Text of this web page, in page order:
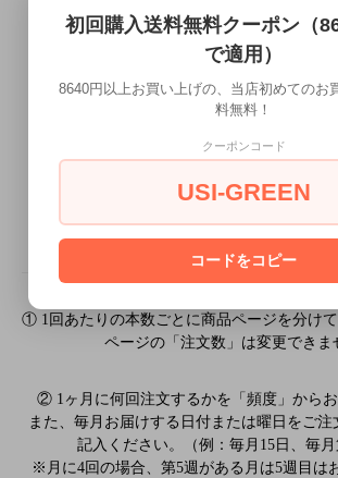
この商品について問い合わせ
① 1回あたりの本数ごとに商品ページを分け
ページの「注文数」は変更できま
② 1ヶ月に何回注文するかを「頻度」からお
また、毎月お届けする日付または曜日をご
記入ください。（例：毎月15日、毎月
※月に4回の場合、第5週がある月は5週目は
初回購入送料無料クーポン（
で適用）
8640円以上お買い上げの、当店初めてのお
料無料！
クーポンコード
USI-GREEN
コードをコピー